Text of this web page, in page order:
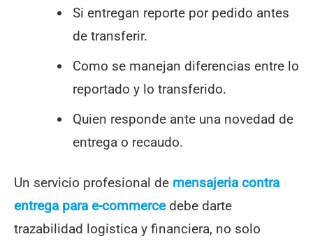
Si entregan reporte por pedido antes
de transferir.
Como se manejan diferencias entre lo
reportado y lo transferido.
Quien responde ante una novedad de
entrega o recaudo.
Un servicio profesional de mensajeria contra
entrega para e-commercedebe darte
trazabilidad logistica y financiera, no solo